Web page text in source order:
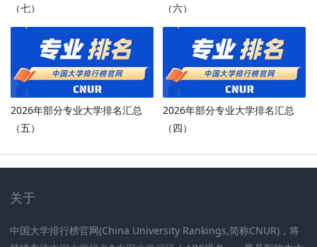
（七）
（六）
2026年部分专业大学排名汇总
（五）
2026年部分专业大学排名汇总
（四）
关于
中国大学排行榜官网(China University Rankings,简称CNUR)，将